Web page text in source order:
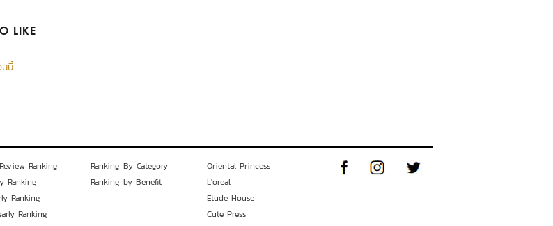
LIKE
นนี้
Ranking
Ranking
Ranking
Ranking
Ranking By Category
Ranking by Benefit
Oriental Princess
L'oreal
Etude House
Cute Press